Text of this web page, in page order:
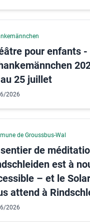
pour enfants -
25 juillet
2026
de Groussbus-Wal
de
est à
– et le
attend à
2026